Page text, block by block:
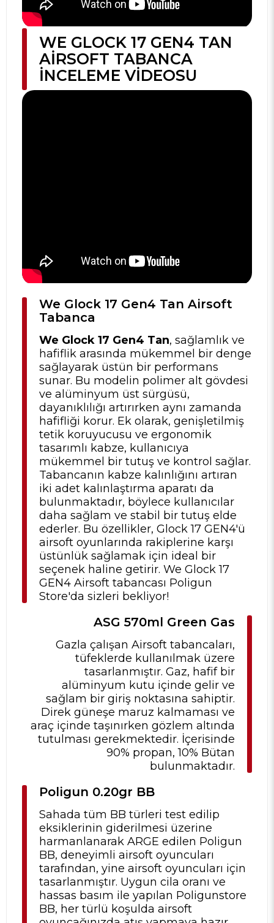
WE GLOCK 17 GEN4 TAN
AIRSOFT TABANCA
İNCELEME VIDEOSU
We Glock 17 Gen4 Tan Airsoft
Tabanca
We Glock 17 Gen4 Tan, sağlamlık ve
hafiflik arasında mükemmel bir denge
sağlayarak üstün bir performans
sunar. Bu modelin polimer alt gövdesi
ve alüminyum üst sürgüsü,
dayanıklılığı artırırken aynı zamanda
hafifliği korur. Ek olarak, genişletilmiş
tetik koruyucusu ve ergonomik
tasarımlı kabze, kullanıcıya
mükemmel bir tutuş ve kontrol sağlar.
Tabancanın kabze kalınlığını artıran
iki adet kalınlaştırma aparatı da
bulunmaktadır, böylece kullanıcılar
daha sağlam ve stabil bir tutuş elde
ederler. Bu özellikler, Glock 17 GEN4'ü
airsoft oyunlarında rakiplerine karşı
üstünlük sağlamak için ideal bir
seçenek haline getirir. We Glock 17
GEN4 Airsoft tabancası Poligun
Store'da sizleri bekliyor!
ASG 570ml Green Gas
Gazla çalışan Airsoft tabancaları,
tüfeklerde kullanılmak üzere
tasarlanmıştır. Gaz, hafif bir
alüminyum kutu içinde gelir ve
sağlam bir giriş noktasına sahiptir.
Direk güneşe maruz kalmaması ve
araç içinde taşınırken gözlem altında
tutulması gerekmektedir. İçerisinde
90% propan, 10% Bütan
bulunmaktadır.
Poligun 0.20gr BB
Sahada tüm BB türleri test edilip
eksiklerinin giderilmesi üzerine
harmanlanarak ARGE edilen Poligun
BB, deneyimli airsoft oyuncuları
tarafından, yine airsoft oyuncuları için
tasarlanmıştır. Uygun cila oranı ve
hassas basım ile yapılan Poligunstore
BB, her türlü koşulda airsoft